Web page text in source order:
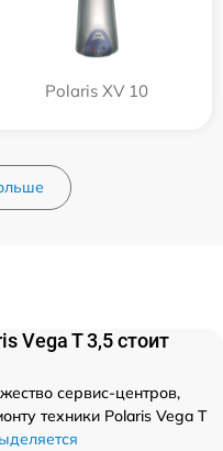
Polaris XV 10
Vega T 3,5 стоит
сервис-центров,
техники Polaris Vega T